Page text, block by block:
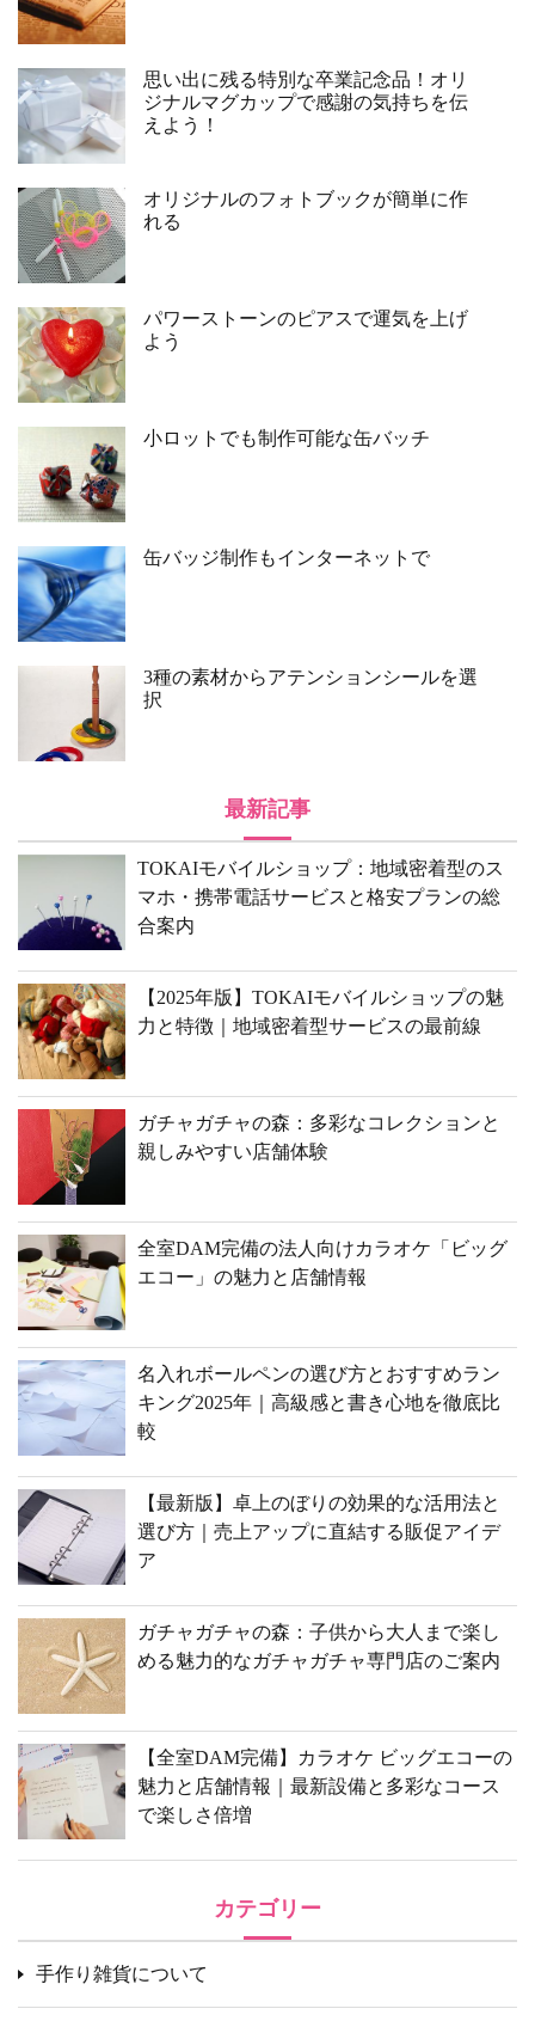
思い出に残る特別な卒業記念品！オリ
ジナルマグカップで感謝の気持ちを伝
えよう！
オリジナルのフォトブックが簡単に作
れる
パワーストーンのピアスで運気を上げ
よう
小ロットでも制作可能な缶バッチ
缶バッジ制作もインターネットで
3種の素材からアテンションシールを選
択
最新記事
TOKAIモバイルショップ：地域密着型のス
マホ・携帯電話サービスと格安プランの総
合案内
【2025年版】TOKAIモバイルショップの魅
力と特徴｜地域密着型サービスの最前線
ガチャガチャの森：多彩なコレクションと
親しみやすい店舗体験
全室DAM完備の法人向けカラオケ「ビッグ
エコー」の魅力と店舗情報
名入れボールペンの選び方とおすすめラン
キング2025年｜高級感と書き心地を徹底比
較
【最新版】卓上のぼりの効果的な活用法と
選び方｜売上アップに直結する販促アイデ
ア
ガチャガチャの森：子供から大人まで楽し
める魅力的なガチャガチャ専門店のご案内
【全室DAM完備】カラオケ ビッグエコーの
魅力と店舗情報｜最新設備と多彩なコース
で楽しさ倍増
カテゴリー
手作り雑貨について